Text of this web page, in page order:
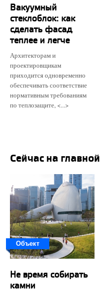
Вакуумный
стеклоблок: как
сделать фасад
теплее и легче
Архитекторам и
проектировщикам
приходится одновременно
обеспечивать соответствие
нормативным требованиям
по теплозащите, <...>
Сейчас на главной
Объект
Не время собирать
камни